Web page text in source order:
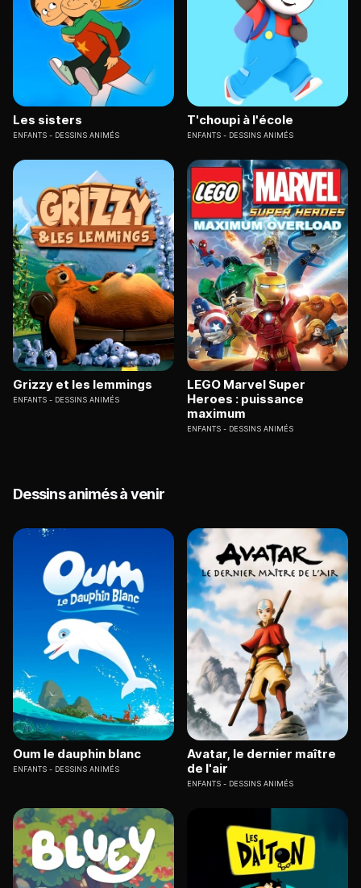
Les sisters
ENFANTS DESSINS ANIMÉS
T'choupi à l'école
ENFANTS DESSINS ANIMÉS
Grizzy et les lemmings
ENFANTS DESSINS ANIMÉS
LEGO Marvel Super
Heroes : puissance
maximum
ENFANTS DESSINS ANIMÉS
Dessins animés à venir
Oum le dauphin blanc
ENFANTS DESSINS ANIMÉS
Avatar, le dernier maître
de l'air
ENFANTS DESSINS ANIMÉS